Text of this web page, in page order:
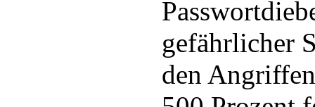
gefährlicher
den